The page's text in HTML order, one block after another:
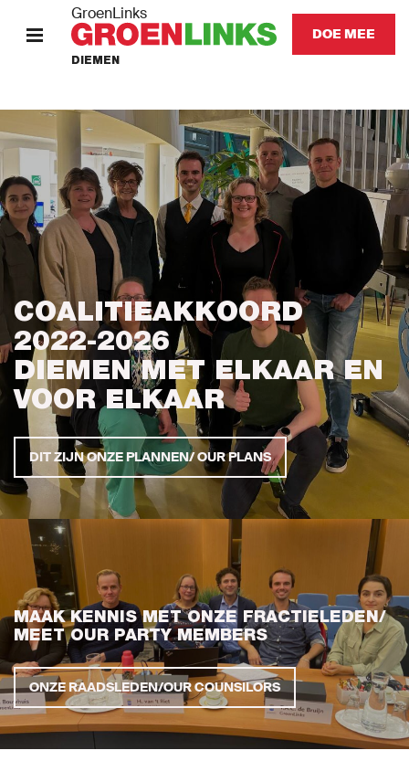
GroenLinks
DIEMEN
DOE MEE
COALITIEAKKOORD
2022-2026
DIEMEN MET ELKAAR EN
VOOR ELKAAR
DIT ZIJN ONZE PLANNEN/ OUR PLANS
MAAK KENNIS MET ONZE FRACTIELEDEN/
MEET OUR PARTY MEMBERS
ONZE RAADSLEDEN/OUR COUNSILORS
HOME
STANDPUNTEN
KOM IN ACTIE
Onze mensen
Onze afdeling
Nieuws
Agenda
Naar GroenLinks.nl
MIJN GROENLINKS